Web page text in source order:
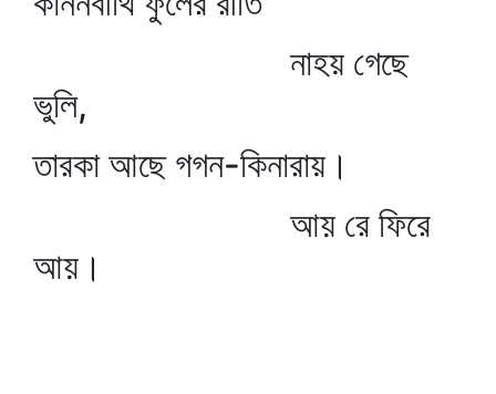
নাহয় গেছে
ভুলি,
তারকা আছে গগন-কিনারায়।
আয় রে ফিরে
আয়।